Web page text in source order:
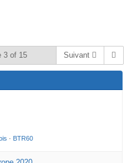
3 of 15 Suivant
· BTR60